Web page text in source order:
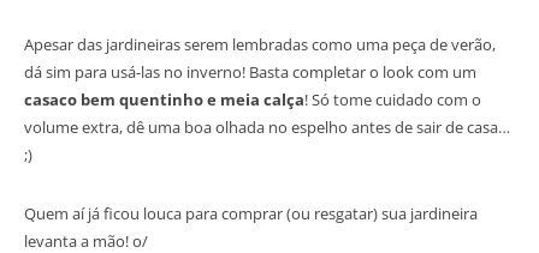
Apesar das jardineiras serem lembradas como uma peça de verão,
dá sim para usá-las no inverno! Basta completar o look com um
casaco bem quentinho e meia calça! Só tome cuidado com o
volume extra, dê uma boa olhada no espelho antes de sair de casa…
;)
Quem aí já ficou louca para comprar (ou resgatar) sua jardineira
levanta a mão! o/